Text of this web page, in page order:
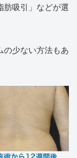
肪吸引」などが選
の少ない方法もあ